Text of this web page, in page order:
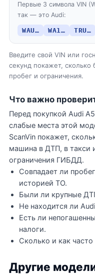
Первые 3 символа VIN
так — это Audi:
WAU… WA1… TRU…
Введите свой VIN или
секунд покажет,
пробег и ограничения.
Что важно
Перед покупкой Audi
слабые места этой
ScanVin покажет,
машина в ДТП, в такси
ограничения ГИБДД.
Совпадает ли
историей ТО.
Были ли крупные
Не находится ли
Есть ли
налоги.
Сколько и как
Другие